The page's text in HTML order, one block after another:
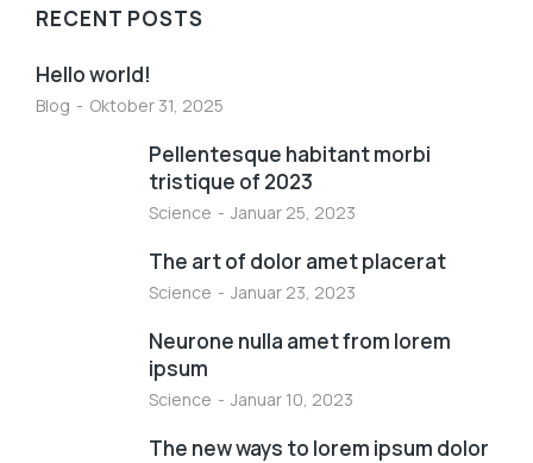
RECENT POSTS
Hello world!
Blog Oktober 31, 2025
Pellentesque habitant morbi
tristique of 2023
Science Januar 25, 2023
The art of dolor amet placerat
Science Januar 23, 2023
Neurone nulla amet from lorem
ipsum
Science Januar 10, 2023
The new ways to lorem ipsum dolor